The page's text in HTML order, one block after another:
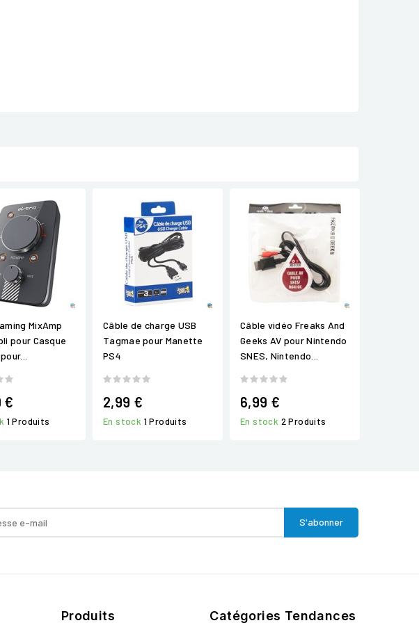
MixAmp
pour Casque
€
1 Produits
Câble de charge USB
Tagmae pour Manette
PS4
2,99 €
En stock 1 Produits
Câble vidéo Freaks And
Geeks AV pour Nintendo
SNES, Nintendo...
6,99 €
En stock 2 Produits
Produits Catégories Tendances